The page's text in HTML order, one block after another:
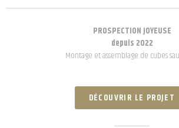
PROSPECTION JOYEUSE
depuis 2022
Montage et assemblage de cubes
DÉCOUVRIR LE PROJET